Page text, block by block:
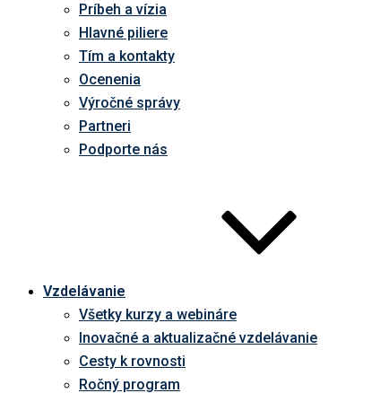
Príbeh a vízia
Hlavné piliere
Tím a kontakty
Ocenenia
Výročné správy
Partneri
Podporte nás
Vzdelávanie
Všetky kurzy a webináre
Inovačné a aktualizačné vzdelávanie
Cesty k rovnosti
Ročný program